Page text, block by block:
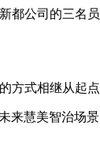
都公司的三名
方式相继从起点
来慧美智治场